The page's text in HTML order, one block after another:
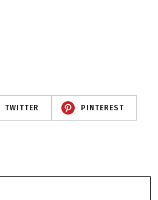
TWITTER PINTEREST